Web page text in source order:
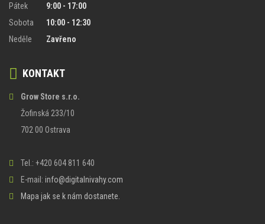
Pátek
9:00 - 17:00
Sobota
10:00 - 12:30
Neděle
Zavřeno
KONTAKT
Grow Store s.r.o.
Žofinská 233/10
702 00 Ostrava
Tel.: +420 604 811 640
E-mail: info@digitalnivahy.com
Mapa jak se k nám dostanete.